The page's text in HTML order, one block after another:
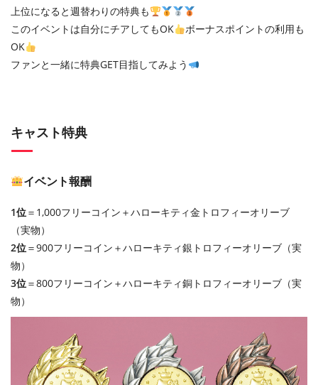
上位になると週替わりの特典も
このイベントは自分にチアしてもOK
ボーナスポイントの利用も
OK
ファンと一緒に特典GET目指してみよう
キャスト特典
イベント報酬
1位＝1,000フリーコイン＋ハローキティ金トロフィーオリーブ
（実物）
2位＝900フリーコイン＋ハローキティ銀トロフィーオリーブ（実
物）
3位＝800フリーコイン＋ハローキティ銅トロフィーオリーブ（実
物）